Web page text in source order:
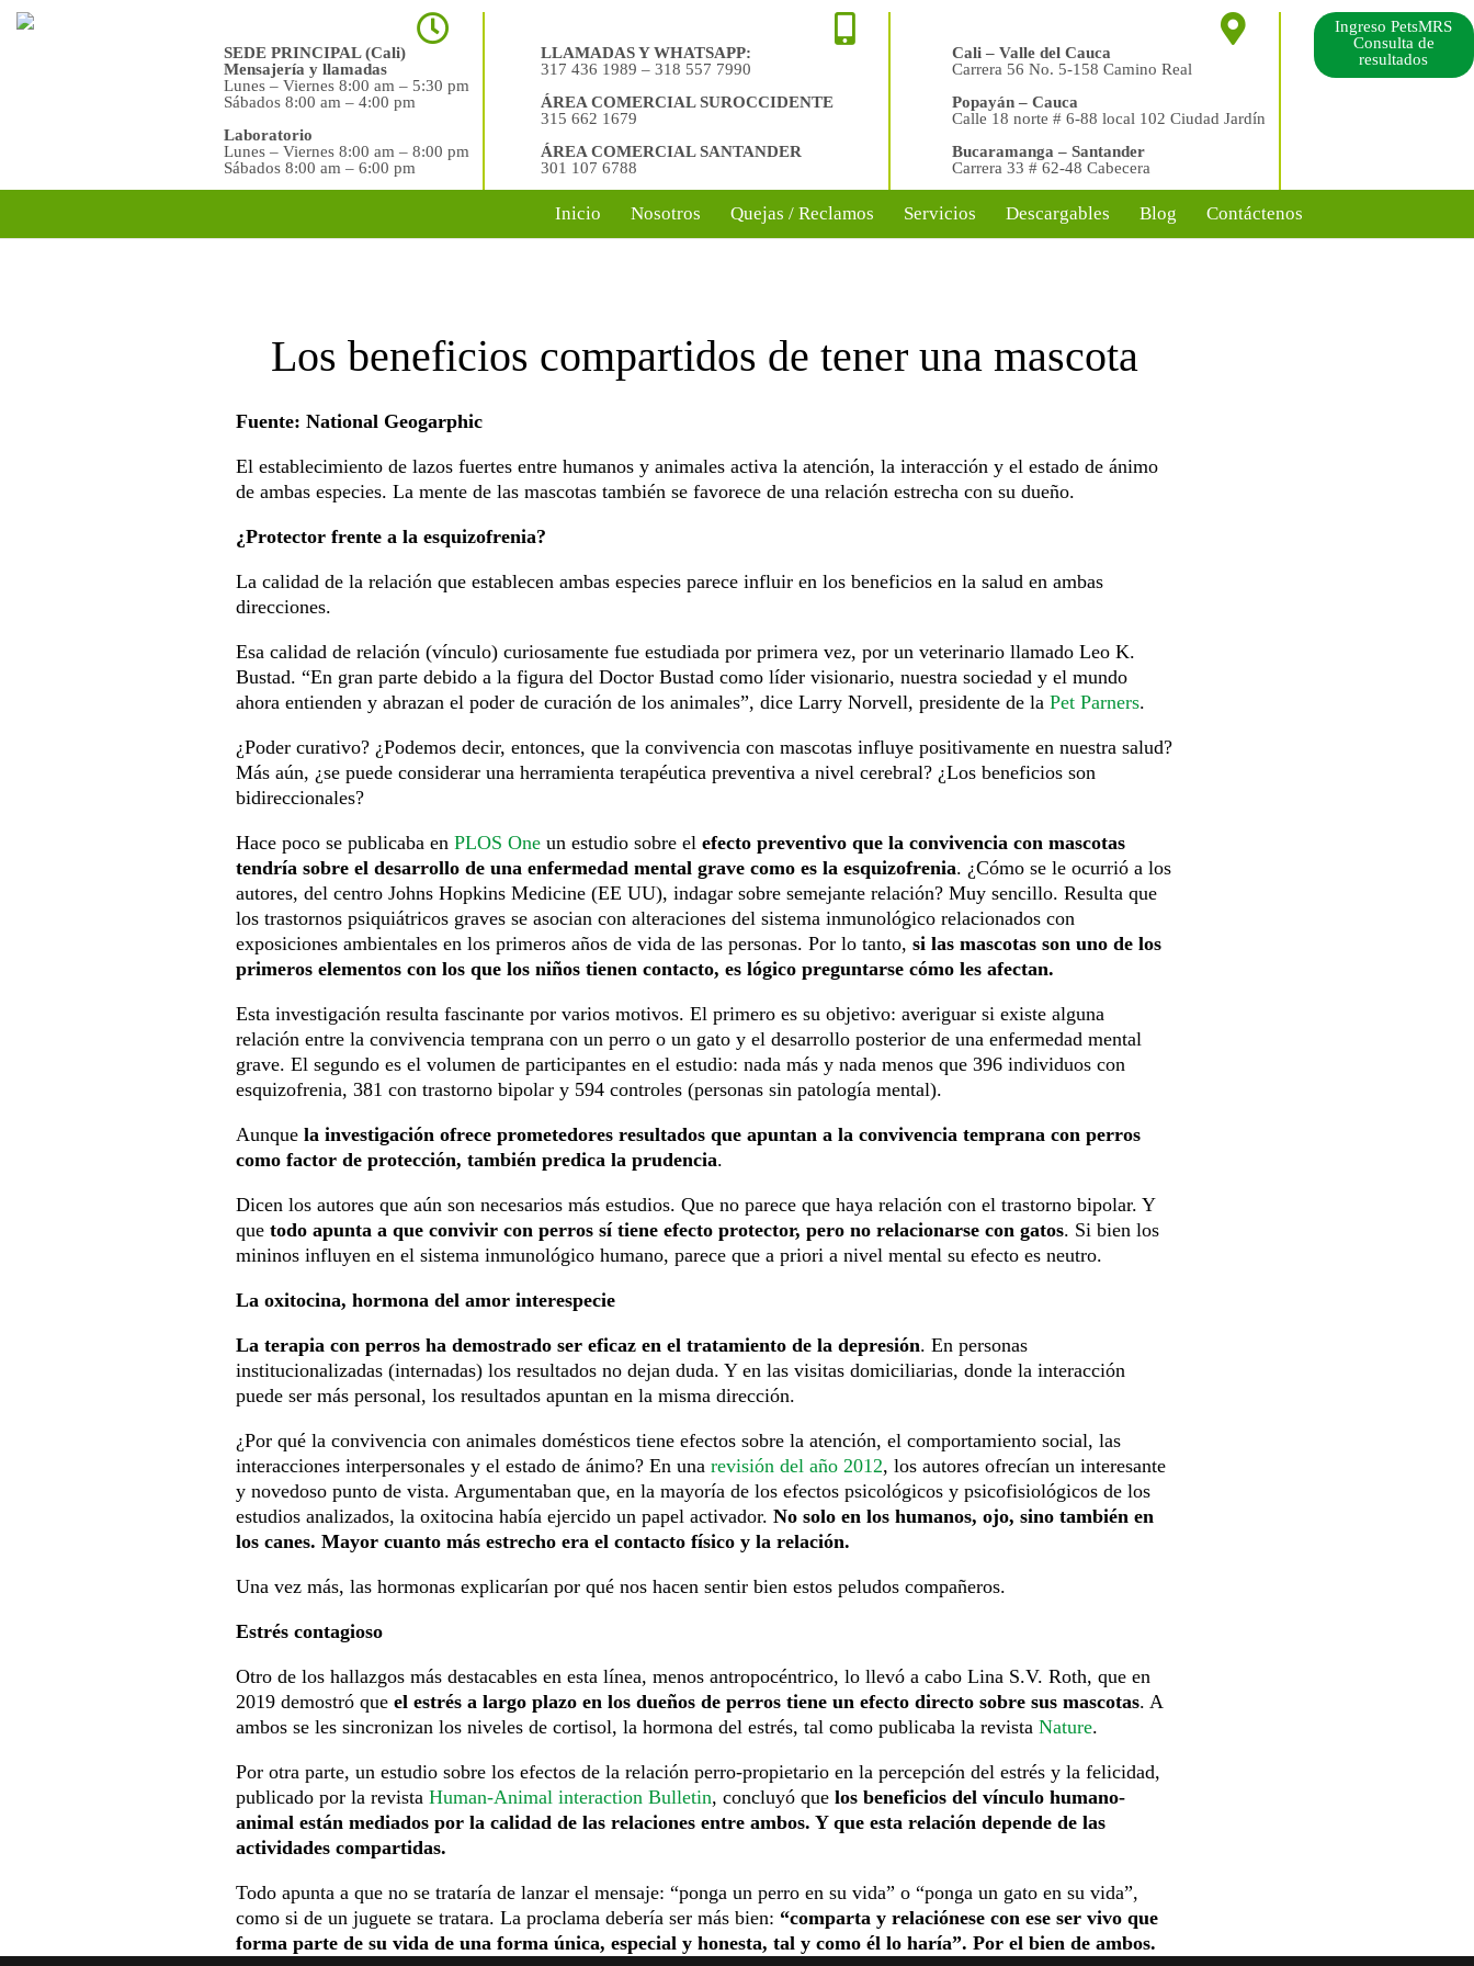
SEDE PRINCIPAL (Cali)
Mensajería y llamadas
Lunes – Viernes 8:00 am – 5:30 pm
Sábados 8:00 am – 4:00 pm
Laboratorio
Lunes – Viernes 8:00 am – 8:00 pm
Sábados 8:00 am – 6:00 pm
LLAMADAS Y WHATSAPP:
317 436 1989 – 318 557 7990
ÁREA COMERCIAL SUROCCIDENTE
315 662 1679
ÁREA COMERCIAL SANTANDER
301 107 6788
Cali – Valle del Cauca
Carrera 56 No. 5-158 Camino Real
Popayán – Cauca
Calle 18 norte # 6-88 local 102 Ciudad Jardín
Bucaramanga – Santander
Carrera 33 # 62-48 Cabecera
Ingreso PetsMRS
Consulta de
resultados
Inicio Nosotros Quejas / Reclamos Servicios Descargables Blog Contáctenos
Los beneficios compartidos de tener una mascota
Fuente: National Geogarphic
El establecimiento de lazos fuertes entre humanos y animales activa la atención, la interacción y el estado de ánimo
de ambas especies. La mente de las mascotas también se favorece de una relación estrecha con su dueño.
¿Protector frente a la esquizofrenia?
La calidad de la relación que establecen ambas especies parece influir en los beneficios en la salud en ambas
direcciones.
Esa calidad de relación (vínculo) curiosamente fue estudiada por primera vez, por un veterinario llamado Leo K.
Bustad. “En gran parte debido a la figura del Doctor Bustad como líder visionario, nuestra sociedad y el mundo
ahora entienden y abrazan el poder de curación de los animales”, dice Larry Norvell, presidente de laPet Parners.
¿Poder curativo? ¿Podemos decir, entonces, que la convivencia con mascotas influye positivamente en nuestra salud?
Más aún, ¿se puede considerar una herramienta terapéutica preventiva a nivel cerebral? ¿Los beneficios son
bidireccionales?
Hace poco se publicaba enPLOS One un estudio sobre elefecto preventivo que la convivencia con mascotas
tendría sobre el desarrollo de una enfermedad mental grave como es la esquizofrenia. ¿Cómo se le ocurrió a los
autores, del centro Johns Hopkins Medicine (EE UU), indagar sobre semejante relación? Muy sencillo. Resulta que
los trastornos psiquiátricos graves se asocian con alteraciones del sistema inmunológico relacionados con
exposiciones ambientales en los primeros años de vida de las personas. Por lo tanto,si las mascotas son uno de los
primeros elementos con los que los niños tienen contacto, es lógico preguntarse cómo les afectan.
Esta investigación resulta fascinante por varios motivos. El primero es su objetivo: averiguar si existe alguna
relación entre la convivencia temprana con un perro o un gato y el desarrollo posterior de una enfermedad mental
grave. El segundo es el volumen de participantes en el estudio: nada más y nada menos que 396 individuos con
esquizofrenia, 381 con trastorno bipolar y 594 controles (personas sin patología mental).
Aunquela investigación ofrece prometedores resultados que apuntan a la convivencia temprana con perros
como factor de protección, también predica la prudencia.
Dicen los autores que aún son necesarios más estudios. Que no parece que haya relación con el trastorno bipolar. Y
quetodo apunta a que convivir con perros sí tiene efecto protector, pero no relacionarse con gatos. Si bien los
mininos influyen en el sistema inmunológico humano, parece que a priori a nivel mental su efecto es neutro.
La oxitocina, hormona del amor interespecie
La terapia con perros ha demostrado ser eficaz en el tratamiento de la depresión. En personas
institucionalizadas (internadas) los resultados no dejan duda. Y en las visitas domiciliarias, donde la interacción
puede ser más personal, los resultados apuntan en la misma dirección.
¿Por qué la convivencia con animales domésticos tiene efectos sobre la atención, el comportamiento social, las
interacciones interpersonales y el estado de ánimo? En unarevisión del año 2012, los autores ofrecían un interesante
y novedoso punto de vista. Argumentaban que, en la mayoría de los efectos psicológicos y psicofisiológicos de los
estudios analizados, la oxitocina había ejercido un papel activador.No solo en los humanos, ojo, sino también en
los canes. Mayor cuanto más estrecho era el contacto físico y la relación.
Una vez más, las hormonas explicarían por qué nos hacen sentir bien estos peludos compañeros.
Estrés contagioso
Otro de los hallazgos más destacables en esta línea, menos antropocéntrico, lo llevó a cabo Lina S.V. Roth, que en
2019 demostró queel estrés a largo plazo en los dueños de perros tiene un efecto directo sobre sus mascotas. A
ambos se les sincronizan los niveles de cortisol, la hormona del estrés, tal como publicaba la revistaNature.
Por otra parte, un estudio sobre los efectos de la relación perro-propietario en la percepción del estrés y la felicidad,
publicado por la revistaHuman-Animal interaction Bulletin, concluyó quelos beneficios del vínculo humano-
animal están mediados por la calidad de las relaciones entre ambos. Y que esta relación depende de las
actividades compartidas.
Todo apunta a que no se trataría de lanzar el mensaje: “ponga un perro en su vida” o “ponga un gato en su vida”,
como si de un juguete se tratara. La proclama debería ser más bien: “comparta y relaciónese con ese ser vivo que
forma parte de su vida de una forma única, especial y honesta, tal y como él lo haría”. Por el bien de ambos.